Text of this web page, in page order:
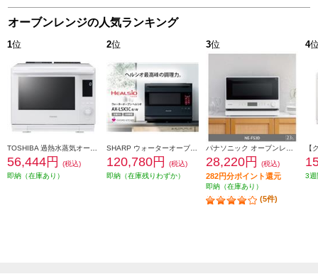
オーブンレンジの人気ランキング
1位
56,444円
(税込)
即納（在庫あり）
2位
120,780円
(税込)
即納（在庫残りわずか）
3位
28,220円 (税込)
282円分ポイント還元
即納（在庫あり）
(5件)
4
3週